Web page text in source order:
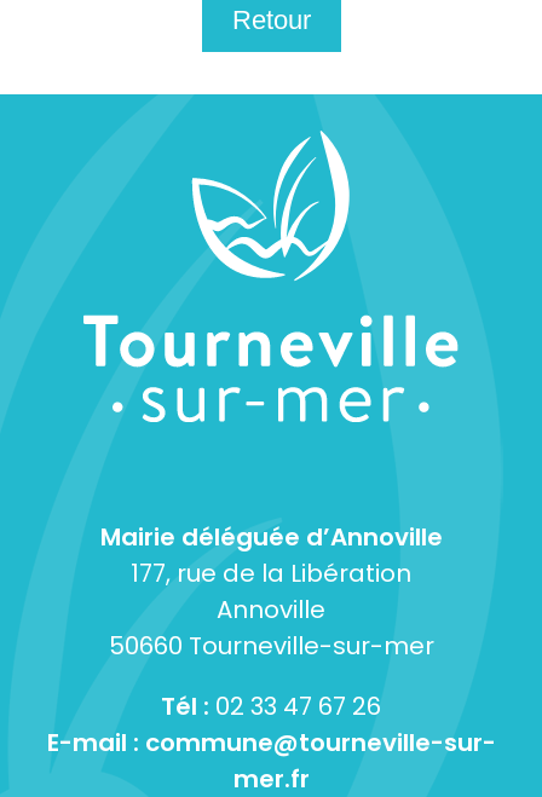
Retour
Mairie déléguée d’Annoville
177, rue de la Libération
Annoville
50660 Tourneville-sur-mer
Tél : 02 33 47 67 26
E-mail : commune@tourneville-sur-
mer.fr